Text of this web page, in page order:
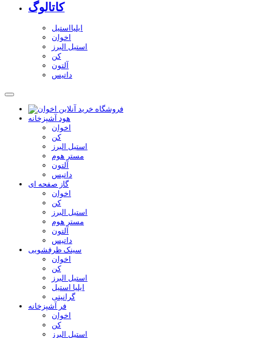
کاتالوگ
ایلیااستیل
اخوان
استیل البرز
کن
آلتون
داتیس
هود آشپزخانه
اخوان
کن
استیل البرز
مستر هوم
آلتون
داتیس
گاز صفحه ای
اخوان
کن
استیل البرز
مستر هوم
آلتون
داتیس
سینک ظرفشویی
اخوان
کن
استیل البرز
ایلیا استیل
گرانیتی
فر آشپزخانه
اخوان
کن
استیل البرز